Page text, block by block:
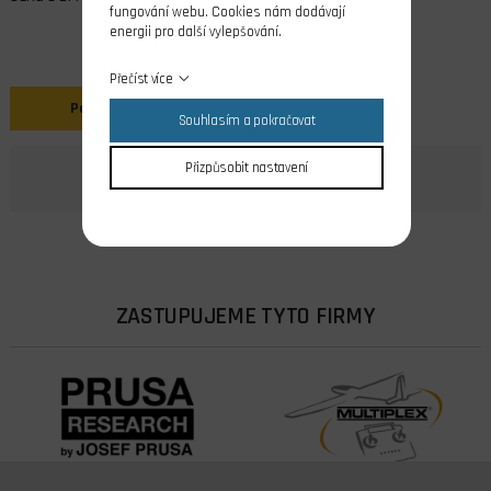
Popis
ZASTUPUJEME TYTO FIRMY
fungování webu. Cookies nám dodávají
energii pro další vylepšování.
Přečíst více
Souhlasím a pokračovat
Přizpůsobit nastavení